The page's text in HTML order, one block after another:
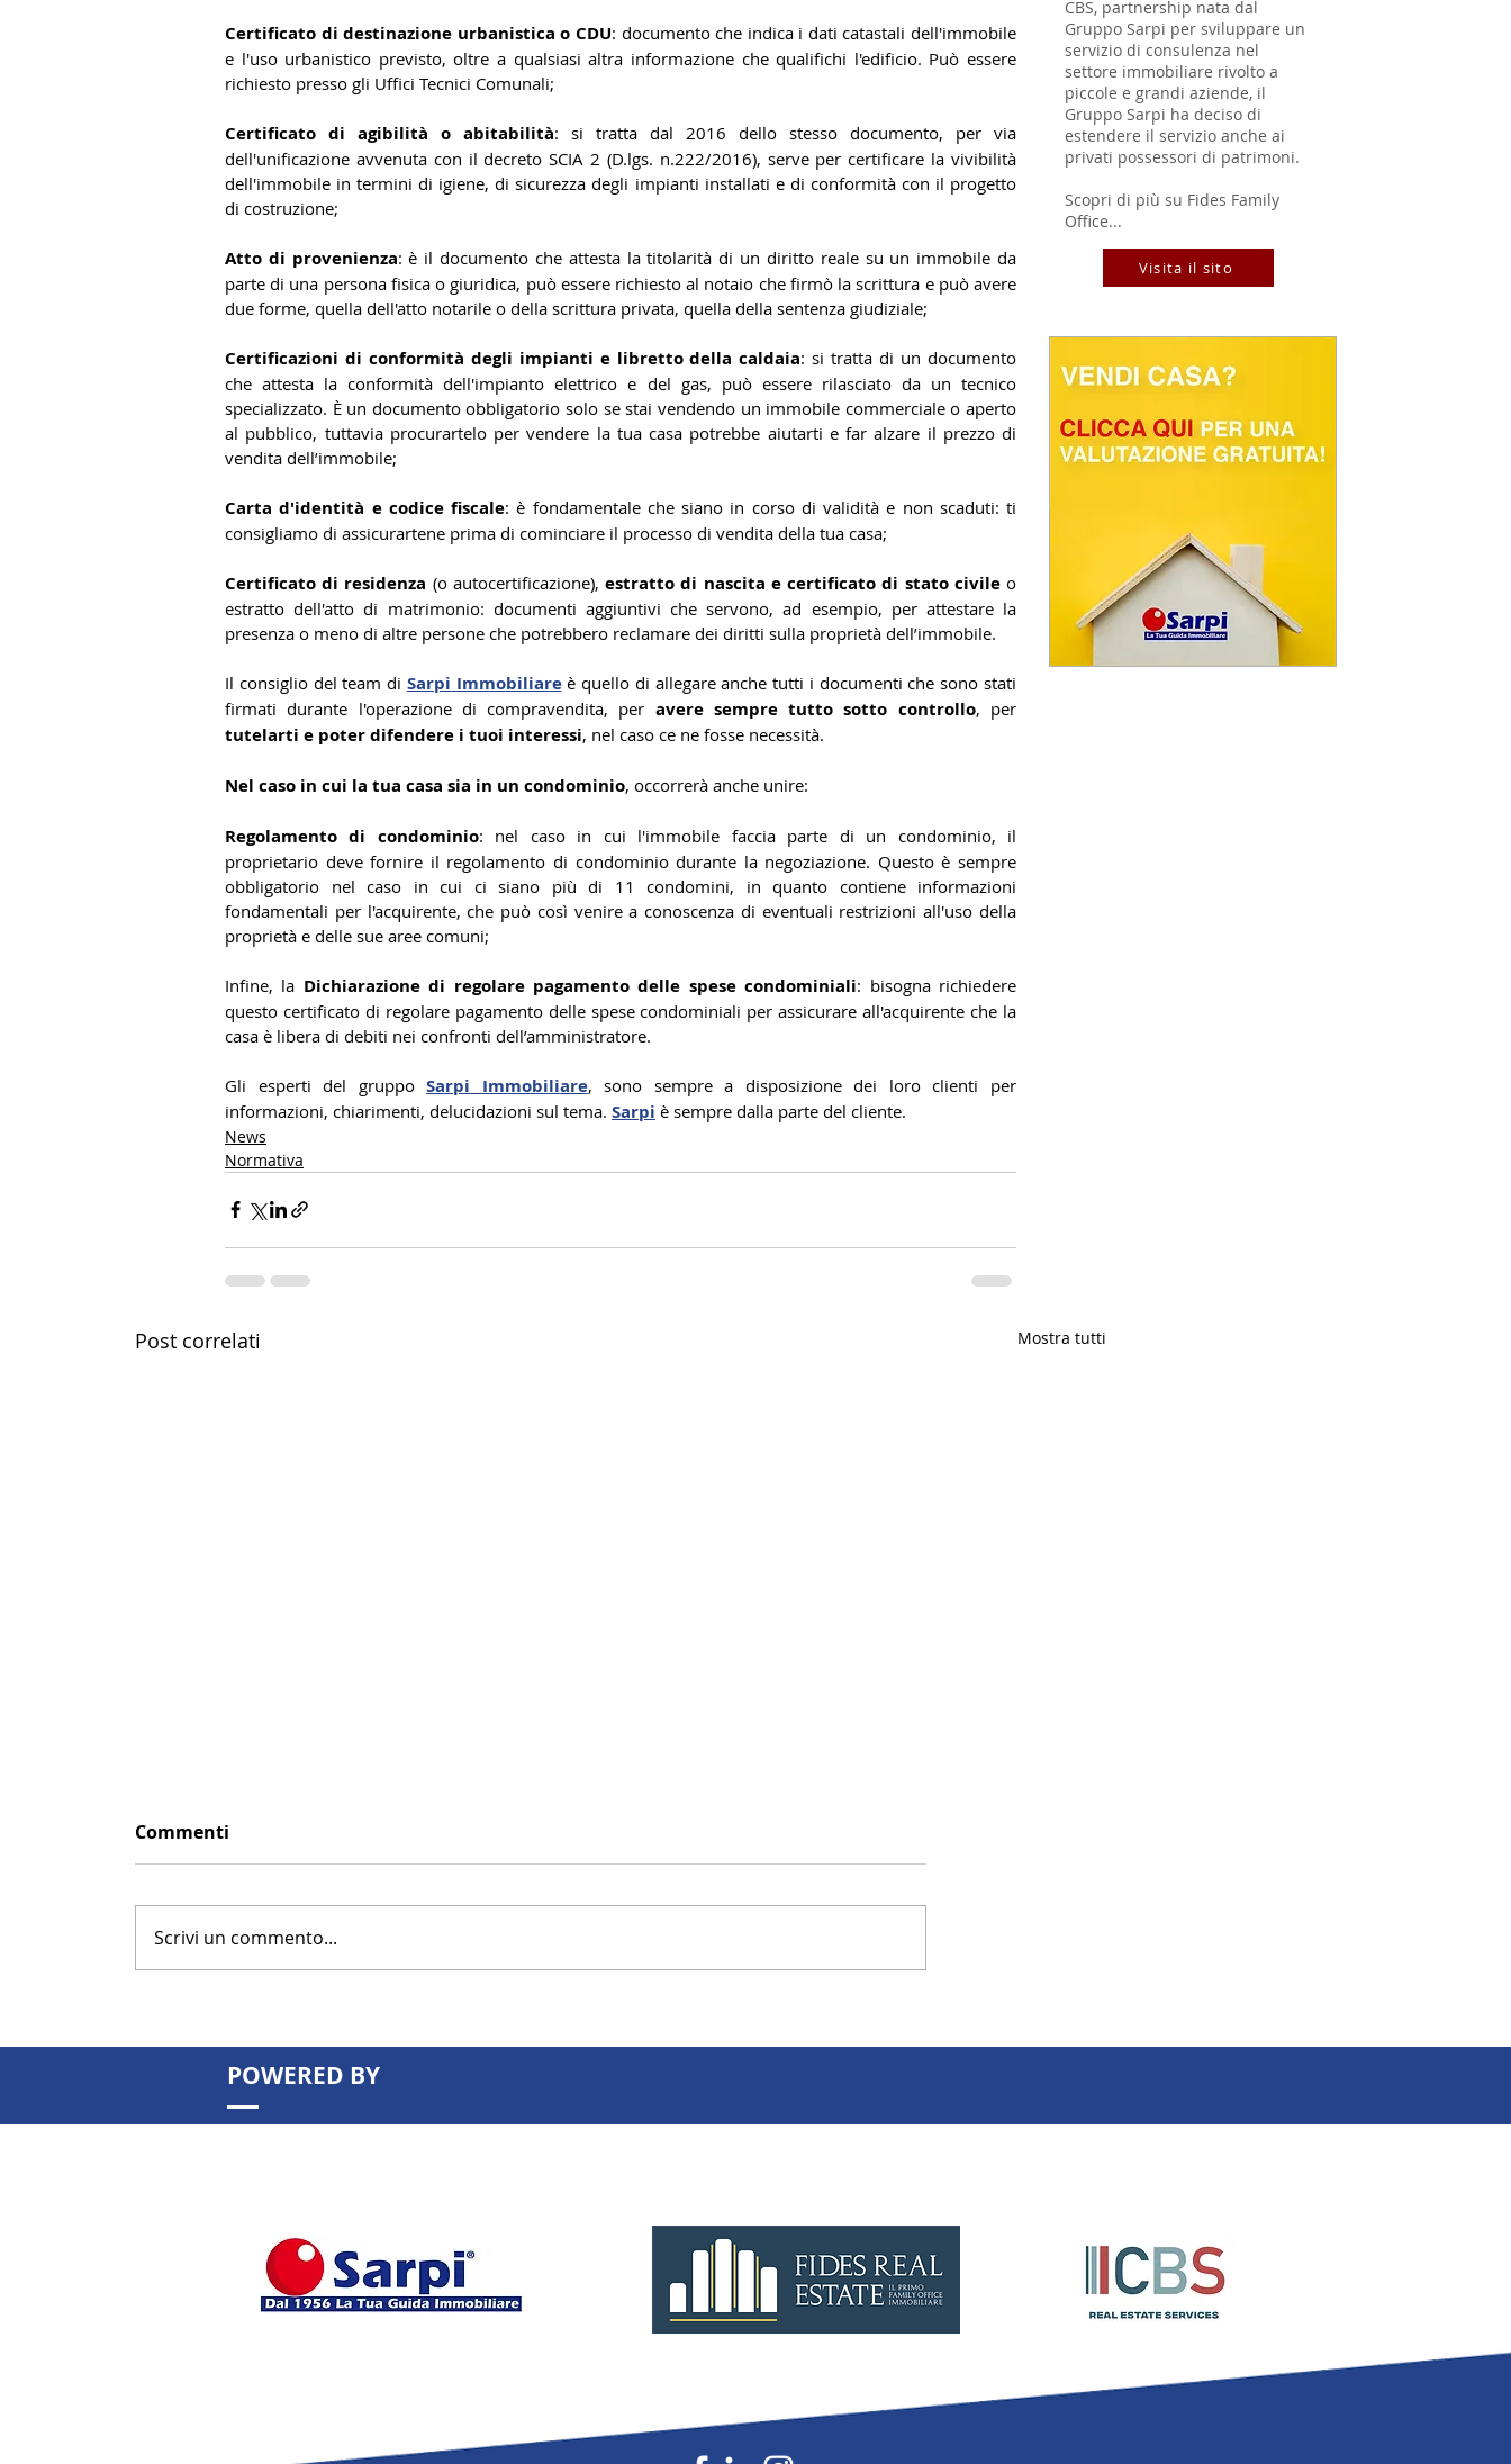
Certificato di destinazione urbanistica o CDU: documento che indica i dati catastali dell'immobile
e l'uso urbanistico previsto, oltre a qualsiasi altra informazione che qualifichi l'edificio. Può essere
richiesto presso gli Uffici Tecnici Comunali;
Certificato di agibilità o abitabilità: si tratta dal 2016 dello stesso documento, per via
dell'unificazione avvenuta con il decreto SCIA 2 (D.lgs. n.222/2016), serve per certificare la vivibilità
dell'immobile in termini di igiene, di sicurezza degli impianti installati e di conformità con il progetto
di costruzione;
Atto di provenienza: è il documento che attesta la titolarità di un diritto reale su un immobile da
parte di una persona fisica o giuridica, può essere richiesto al notaio che firmò la scrittura e può avere
due forme, quella dell'atto notarile o della scrittura privata, quella della sentenza giudiziale;
Certificazioni di conformità degli impianti e libretto della caldaia: si tratta di un documento
che attesta la conformità dell'impianto elettrico e del gas, può essere rilasciato da un tecnico
specializzato. È un documento obbligatorio solo se stai vendendo un immobile commerciale o aperto
al pubblico, tuttavia procurartelo per vendere la tua casa potrebbe aiutarti e far alzare il prezzo di
vendita dell’immobile;
Carta d'identità e codice fiscale: è fondamentale che siano in corso di validità e non scaduti: ti
consigliamo di assicurartene prima di cominciare il processo di vendita della tua casa;
Certificato di residenza (o autocertificazione), estratto di nascita e certificato di stato civile o
estratto dell'atto di matrimonio: documenti aggiuntivi che servono, ad esempio, per attestare la
presenza o meno di altre persone che potrebbero reclamare dei diritti sulla proprietà dell’immobile.
Il consiglio del team di Sarpi Immobiliare è quello di allegare anche tutti i documenti che sono stati
firmati durante l'operazione di compravendita, per avere sempre tutto sotto controllo
tutelarti e poter difendere i tuoi interessi, nel caso ce ne fosse necessità.
Nel caso in cui la tua casa sia in un condominio, occorrerà anche unire:
Regolamento di condominio: nel caso in cui l'immobile faccia parte di un condominio, il
proprietario deve fornire il regolamento di condominio durante la negoziazione. Questo è sempre
obbligatorio nel caso in cui ci siano più di 11 condomini, in quanto contiene informazioni
fondamentali per l'acquirente, che può così venire a conoscenza di eventuali restrizioni all'uso della
proprietà e delle sue aree comuni;
Infine, la Dichiarazione di regolare pagamento delle spese condominiali: bisogna richiedere
questo certificato di regolare pagamento delle spese condominiali per assicurare all'acquirente che la
casa è libera di debiti nei confronti dell’amministratore.
Gli esperti del gruppo Sarpi Immobiliare, sono sempre a disposizione dei loro clienti per
informazioni, chiarimenti, delucidazioni sul tema. Sarpi è sempre dalla parte del cliente.
News
Normativa
Post correlati Mostra tutti
Patrimonio immobiliare: possedere non
basta più. Come valorizzarlo per
Commenti
Scrivi un commento...
CBS, partnership nata dal
Gruppo Sarpi per sviluppare un
servizio di consulenza nel
settore immobiliare rivolto a
piccole e grandi aziende, il
Gruppo Sarpi ha deciso di
estendere il servizio anche ai
privati possessori di patrimoni.
Scopri di più su Fides Family
Office...
Visita il sito
POWERED BY